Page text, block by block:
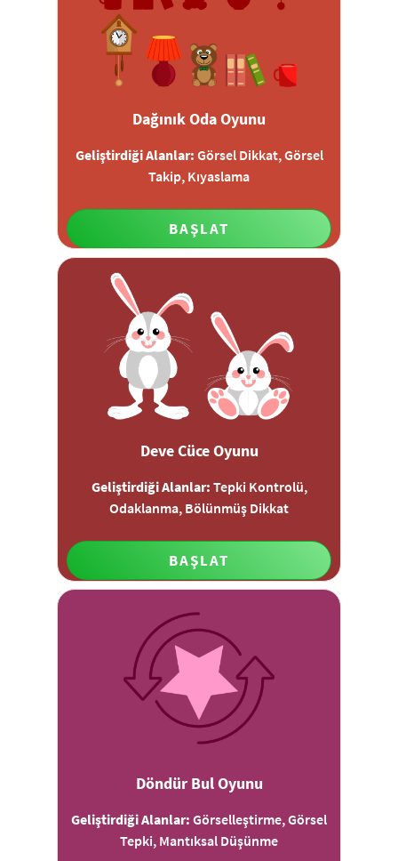
Dağınık Oda Oyunu
Geliştirdiği Alanlar: Görsel Dikkat, Görsel
Takip, Kıyaslama
BAŞLAT
Deve Cüce Oyunu
Geliştirdiği Alanlar: Tepki Kontrolü,
Odaklanma, Bölünmüş Dikkat
BAŞLAT
Döndür Bul Oyunu
Geliştirdiği Alanlar: Görselleştirme, Görsel
Tepki, Mantıksal Düşünme